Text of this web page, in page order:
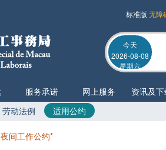
标准版 无障
今天
2026-08-08
星期六
劳动法例 适用公约
服务承诺 网上服务 资讯及
间工作公约*